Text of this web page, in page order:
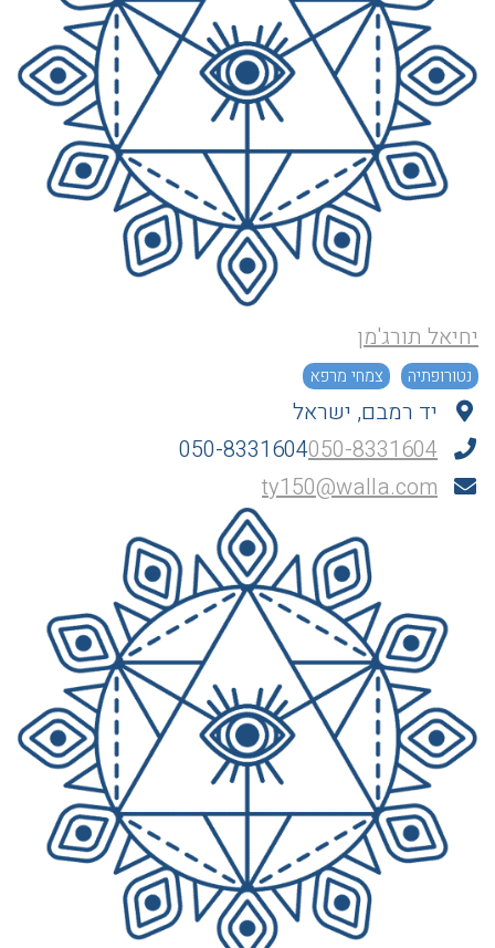
יחיאל תורג'מן
נטורופתיה צמחי מרפא
יד רמבם, ישראל
050-8331604050-8331604
ty150@walla.com